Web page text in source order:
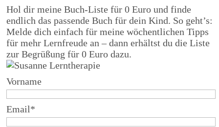
Hol dir meine Buch-Liste für 0 Euro und finde
endlich das passende Buch für dein Kind. So geht’s:
Melde dich einfach für meine wöchentlichen Tipps
für mehr Lernfreude an – dann erhältst du die Liste
zur Begrüßung für 0 Euro dazu.
Vorname
Email*